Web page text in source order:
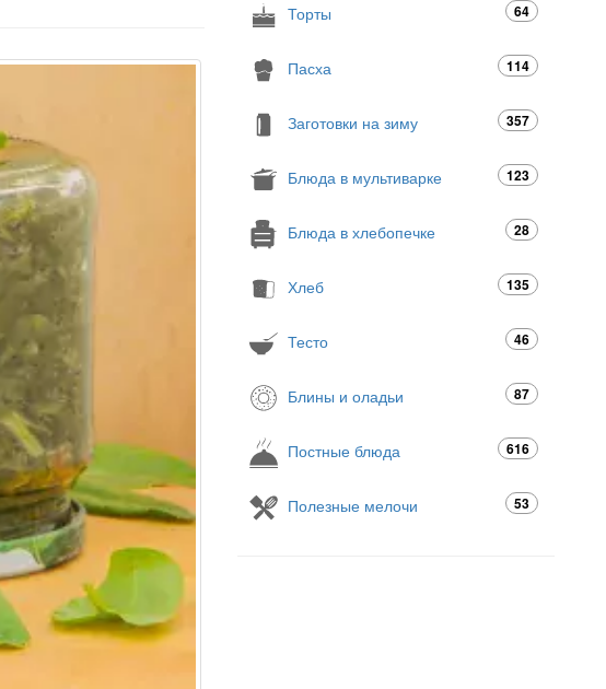
Торты 64
Пасха 114
Заготовки на зиму 357
Блюда в мультиварке 123
Блюда в хлебопечке 28
Хлеб 135
Тесто 46
Блины и оладьи 87
Постные блюда 616
Полезные мелочи 53